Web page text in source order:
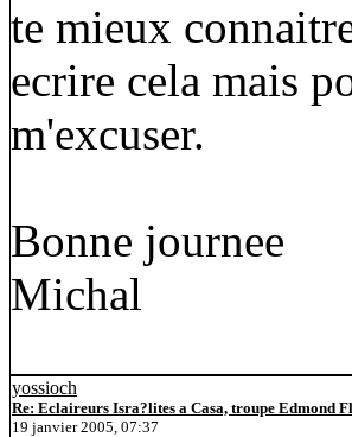
te mieux
ecrire cela mais
m'excuser.
Bonne journee
Michal
yossioch
Re: Eclaireurs Isra?lites a Casa, troupe Edmond
19 janvier 2005, 07:37